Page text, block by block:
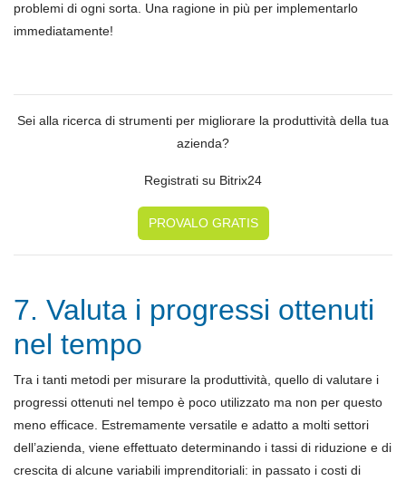
problemi di ogni sorta. Una ragione in più per implementarlo
immediatamente!
Sei alla ricerca di strumenti per migliorare la produttività della tua
azienda?
Registrati su Bitrix24
PROVALO GRATIS
7. Valuta i progressi ottenuti
nel tempo
Tra i tanti metodi per misurare la produttività, quello di valutare i
progressi ottenuti nel tempo è poco utilizzato ma non per questo
meno efficace. Estremamente versatile e adatto a molti settori
dell’azienda, viene effettuato determinando i tassi di riduzione e di
crescita di alcune variabili imprenditoriali: in passato i costi di